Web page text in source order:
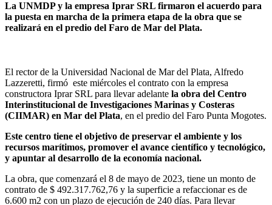
La UNMDP y la empresa Iprar SRL firmaron el acuerdo para
la puesta en marcha de la primera etapa de la obra que se
realizará en el predio del Faro de Mar del Plata.
El rector de la Universidad Nacional de Mar del Plata, Alfredo
Lazzeretti, firmó este miércoles el contrato con la empresa
constructora Iprar SRL para llevar adelante la obra del Centro
Interinstitucional de Investigaciones Marinas y Costeras
(CIIMAR) en Mar del Plata, en el predio del Faro Punta Mogotes.
Este centro tiene el objetivo de preservar el ambiente y los
recursos marítimos, promover el avance científico y tecnológico,
y apuntar al desarrollo de la economía nacional.
La obra, que comenzará el 8 de mayo de 2023, tiene un monto de
contrato de $ 492.317.762,76 y la superficie a refaccionar es de
6.600 m2 con un plazo de ejecución de 240 días. Para llevar